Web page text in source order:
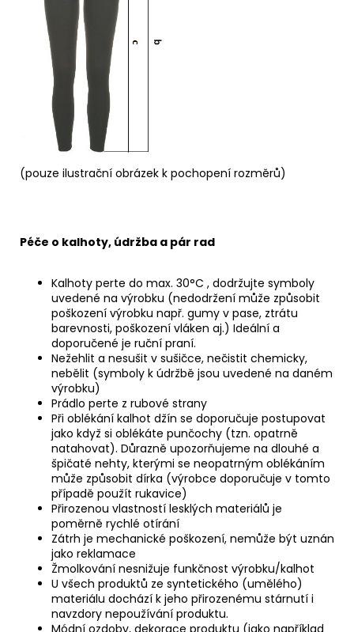
(pouze ilustrační obrázek k pochopení rozměrů)
Péče o kalhoty, údržba a pár rad
Kalhoty perte do max. 30°C , dodržujte symboly
uvedené na výrobku (nedodržení může způsobit
poškození výrobku např. gumy v pase, ztrátu
barevnosti, poškození vláken aj.) Ideální a
doporučené je ruční praní.
Nežehlit a nesušit v sušičce, nečistit chemicky,
nebělit (symboly k údržbě jsou uvedené na daném
výrobku)
Prádlo perte z rubové strany
Při oblékání kalhot džín se doporučuje postupovat
jako když si oblékáte punčochy (tzn. opatrně
natahovat). Důrazně upozorňujeme na dlouhé a
špičaté nehty, kterými se neopatrným oblékáním
může způsobit dírka (výrobce doporučuje v tomto
případě použít rukavice)
Přirozenou vlastností lesklých materiálů je
poměrně rychlé otírání
Zátrh je mechanické poškození, nemůže být uznán
jako reklamace
Žmolkování nesnižuje funkčnost výrobku/kalhot
U všech produktů ze syntetického (umělého)
materiálu dochází k jeho přirozenému stárnutí i
navzdory nepoužívání produktu.